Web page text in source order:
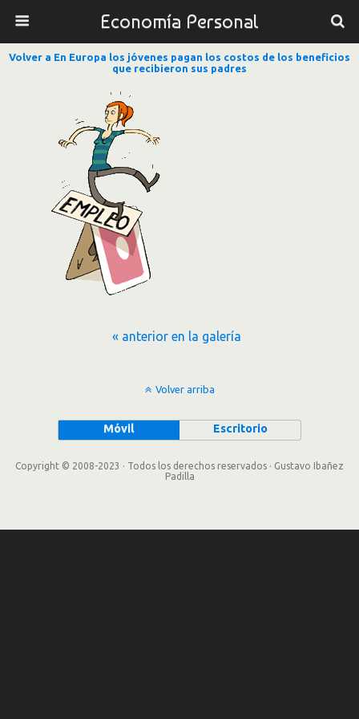
Economía Personal
Volver a En Europa los jóvenes pagan los costos de los beneficios
que recibieron sus padres
« anterior en la galería
Volver arriba
Móvil Escritorio
Copyright © 2008-2023 · Todos los derechos reservados · Gustavo Ibañez
Padilla